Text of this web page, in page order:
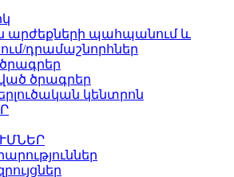
արժեքների պահպանում և
դրամաշնորհներ
ծրագրեր
կենտրոն